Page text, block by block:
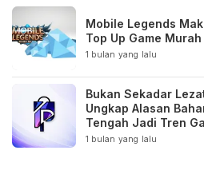
Mobile Legends
Top Up Game
1 bulan yang lalu
Bukan Sekadar
Ungkap Alasan
Tengah Jadi Tren
1 bulan yang lalu